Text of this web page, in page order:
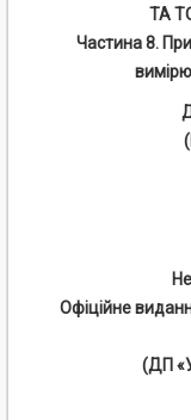
ТА
Частина 8.
Офіційне
(ДП